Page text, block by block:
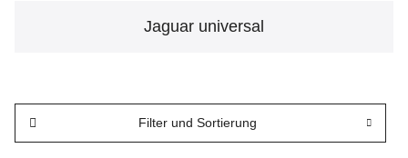
Jaguar universal
Filter und Sortierung